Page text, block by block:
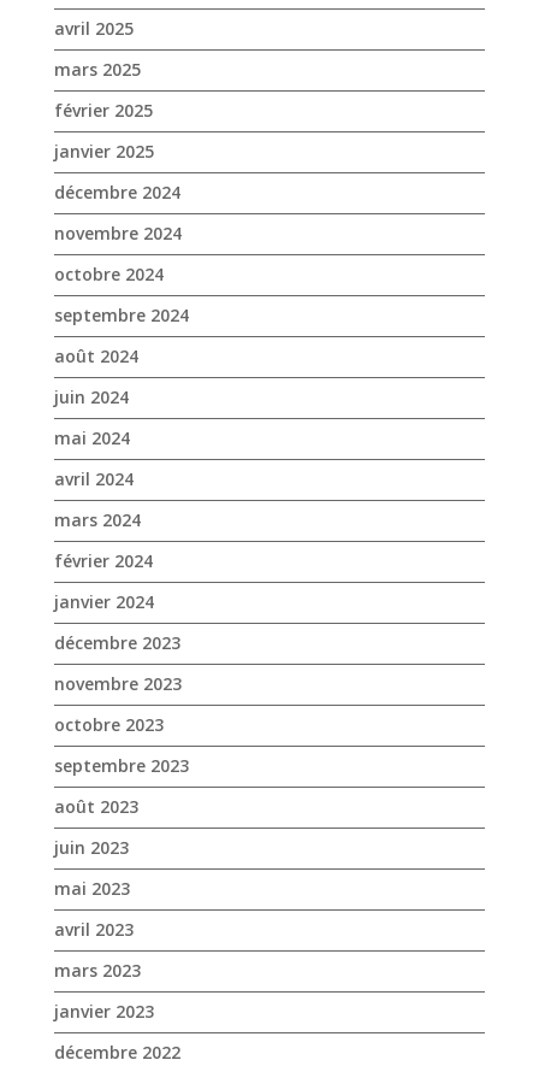
avril 2025
mars 2025
février 2025
janvier 2025
décembre 2024
novembre 2024
octobre 2024
septembre 2024
août 2024
juin 2024
mai 2024
avril 2024
mars 2024
février 2024
janvier 2024
décembre 2023
novembre 2023
octobre 2023
septembre 2023
août 2023
juin 2023
mai 2023
avril 2023
mars 2023
janvier 2023
décembre 2022